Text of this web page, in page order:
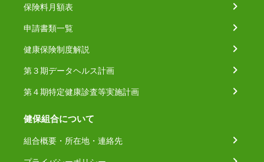
保険料月額表
申請書類一覧
健康保険制度解説
第３期データヘルス計画
第４期特定健康診査等実施計画
健保組合について
組合概要・所在地・連絡先